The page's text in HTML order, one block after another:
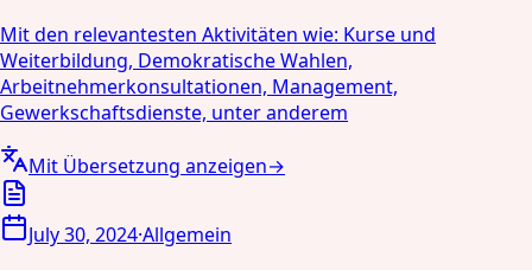
Mit den relevantesten Aktivitäten wie: Kurse und
Weiterbildung, Demokratische Wahlen,
Arbeitnehmerkonsultationen, Management,
Gewerkschaftsdienste, unter anderem
Mit Übersetzung anzeigen→
July 30, 2024·Allgemein